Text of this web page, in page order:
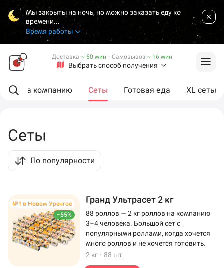
Мы закрыты на ночь, но можно заказать еду ко
времени...
Время работы
Выбрать способ получения
Доставка ~ 50 мин · Самовывоз ~ 16 мин
На компанию Сеты Готовая еда XL сеты
Сеты
По популярности
–55%
№1 в Новом Уренгое Гранд Ультрасет 2 кг
88 роллов — 2 кг роллов на компанию
3–4 человека. Большой сет с
популярными роллами, когда хочется
много роллов и не хочется готовить.
2 кг · 88 шт.